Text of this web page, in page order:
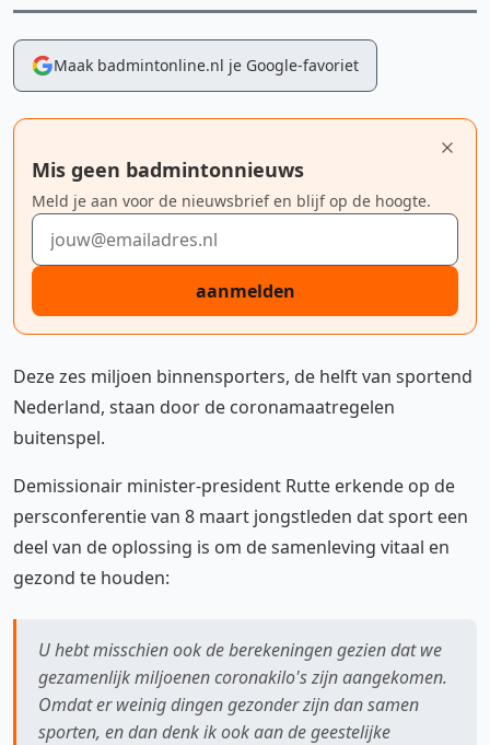
Maak badmintonline.nl je Google-favoriet
Mis geen badmintonnieuws
Meld je aan voor de nieuwsbrief en blijf op de hoogte.
E-mailadres
aanmelden
Deze zes miljoen binnensporters, de helft van sportend
Nederland, staan door de coronamaatregelen
buitenspel.
Demissionair minister-president Rutte erkende op de
persconferentie van 8 maart jongstleden dat sport een
deel van de oplossing is om de samenleving vitaal en
gezond te houden:
U hebt misschien ook de berekeningen gezien dat we
gezamenlijk miljoenen coronakilo's zijn aangekomen.
Omdat er weinig dingen gezonder zijn dan samen
sporten, en dan denk ik ook aan de geestelijke